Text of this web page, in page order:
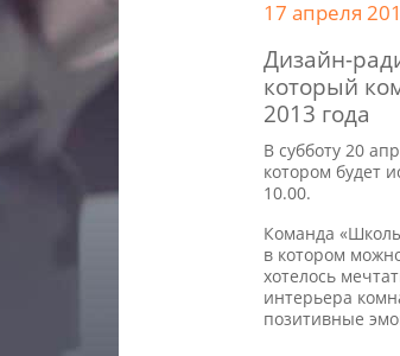
17 апреля
Дизайн-
который
2013 года
В субботу 20
котором будет
10.00.
Команда
в котором
хотелось
интерьера
позитивные